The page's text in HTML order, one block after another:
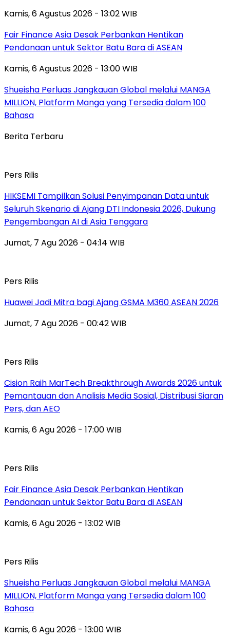
Kamis, 6 Agustus 2026 - 13:02 WIB
Fair Finance Asia Desak Perbankan Hentikan
Pendanaan untuk Sektor Batu Bara di ASEAN
Kamis, 6 Agustus 2026 - 13:00 WIB
Shueisha Perluas Jangkauan Global melalui MANGA
MILLION, Platform Manga yang Tersedia dalam 100
Bahasa
Berita Terbaru
Pers Rilis
HIKSEMI Tampilkan Solusi Penyimpanan Data untuk
Seluruh Skenario di Ajang DTI Indonesia 2026, Dukung
Pengembangan AI di Asia Tenggara
Jumat, 7 Agu 2026 - 04:14 WIB
Pers Rilis
Huawei Jadi Mitra bagi Ajang GSMA M360 ASEAN 2026
Jumat, 7 Agu 2026 - 00:42 WIB
Pers Rilis
Cision Raih MarTech Breakthrough Awards 2026 untuk
Pemantauan dan Analisis Media Sosial, Distribusi Siaran
Pers, dan AEO
Kamis, 6 Agu 2026 - 17:00 WIB
Pers Rilis
Fair Finance Asia Desak Perbankan Hentikan
Pendanaan untuk Sektor Batu Bara di ASEAN
Kamis, 6 Agu 2026 - 13:02 WIB
Pers Rilis
Shueisha Perluas Jangkauan Global melalui MANGA
MILLION, Platform Manga yang Tersedia dalam 100
Bahasa
Kamis, 6 Agu 2026 - 13:00 WIB